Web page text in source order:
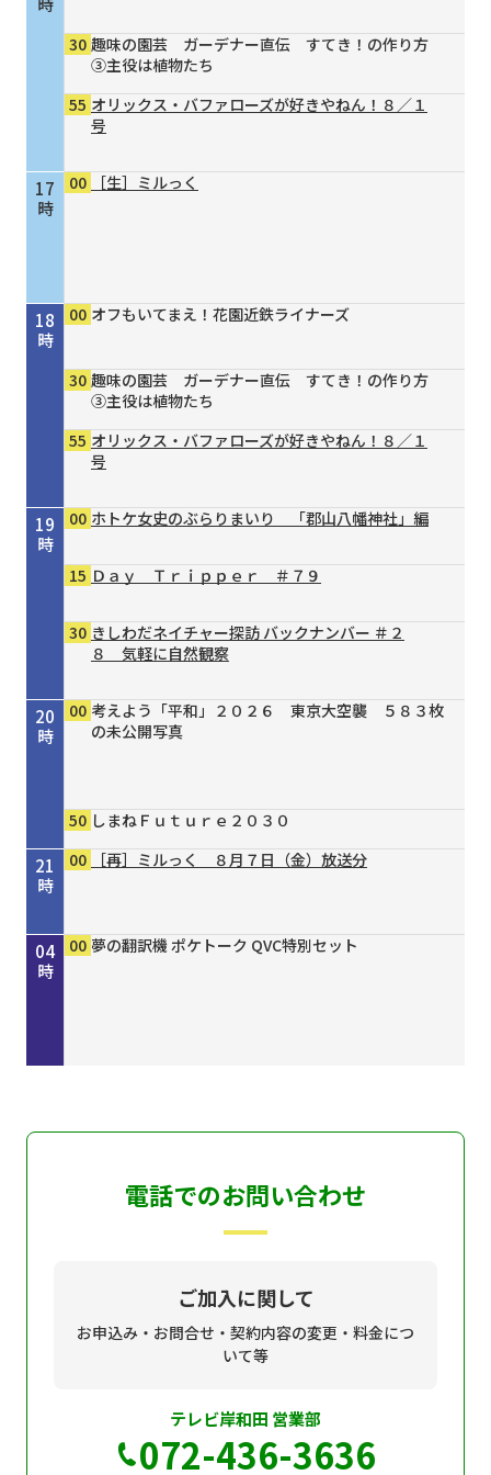
17
時
18
時
19
時
20
時
21
時
22
時
23
時
00
時
01
時
02
時
03
時
04
時
30 趣味の園芸 ガーデナー直伝 すてき！の作り方
③主役は植物たち
55 オリックス・バファローズが好きやねん！８／１
号
00 ［生］ミルっく
00 オフもいてまえ！花園近鉄ライナーズ
30 趣味の園芸 ガーデナー直伝 すてき！の作り方
③主役は植物たち
55 オリックス・バファローズが好きやねん！８／１
号
00 ホトケ女史のぶらりまいり 「郡山八幡神社」編
15 Ｄａｙ Ｔｒｉｐｐｅｒ ＃７９
30 きしわだネイチャー探訪 バックナンバー ＃２
８ 気軽に自然観察
00 考えよう「平和」２０２６ 東京大空襲 ５８３枚
の未公開写真
50 しまねＦｕｔｕｒｅ２０３０
00
［再］ミルっく ８月７日（金）放送分
00 Ｄａｙ Ｔｒｉｐｐｅｒ ＃７９
15 シェフが教える家庭料理 ＃３７ 豆乳と漬物の
30 タイガースＶ特急 ８／４号
00 ［再］ミルっく ８月７日（金）放送分
00 はじめのミニだんじりへの道 ＃１２４
30 趣味の園芸 ガーデナー直伝 すてき！の作り方
55 オリックス・バファローズが好きやねん！８／１
00 銀座トマト ドクターズサプリ
00 夢の翻訳機 ポケトーク QVC特別セット
00 夢の翻訳機 ポケトーク QVC特別セット
00 夢の翻訳機 ポケトーク QVC特別セット
電話でのお問い合わせ
ご加入に関して
お申込み・お問合せ・契約内容の変更・料金につ
いて等
テレビ岸和田 営業部
072-436-3636